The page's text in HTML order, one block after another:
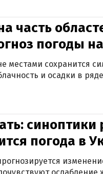
часть
погоды на
местами сохранится
и осадки в
синоптики
погода в